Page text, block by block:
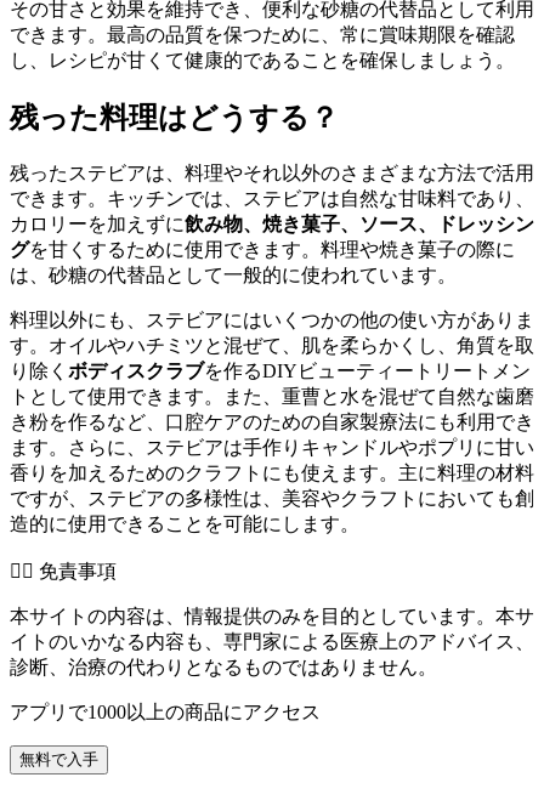
その甘さと効果を維持でき、便利な砂糖の代替品として利用
できます。最高の品質を保つために、常に賞味期限を確認
し、レシピが甘くて健康的であることを確保しましょう。
残った料理はどうする？
残ったステビアは、料理やそれ以外のさまざまな方法で活用
できます。キッチンでは、ステビアは自然な甘味料であり、
カロリーを加えずに飲み物、焼き菓子、ソース、ドレッシン
グを甘くするために使用できます。料理や焼き菓子の際に
は、砂糖の代替品として一般的に使われています。
料理以外にも、ステビアにはいくつかの他の使い方がありま
す。オイルやハチミツと混ぜて、肌を柔らかくし、角質を取
り除く ボディスクラブを作るDIYビューティートリートメン
トとして使用できます。また、重曹と水を混ぜて自然な歯磨
き粉を作るなど、口腔ケアのための自家製療法にも利用でき
ます。さらに、ステビアは手作りキャンドルやポプリに甘い
香りを加えるためのクラフトにも使えます。主に料理の材料
ですが、ステビアの多様性は、美容やクラフトにおいても創
造的に使用できることを可能にします。
👨‍⚕️️ 免責事項
本サイトの内容は、情報提供のみを目的としています。本サ
イトのいかなる内容も、専門家による医療上のアドバイス、
診断、治療の代わりとなるものではありません。
アプリで1000以上の商品にアクセス
無料で入手